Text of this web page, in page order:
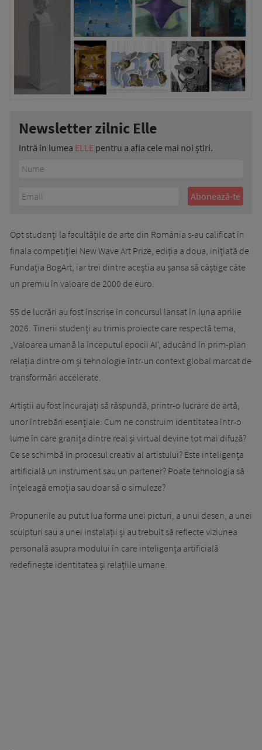
Newsletter zilnic Elle
Intră în lumea ELLE pentru a afla cele mai noi știri.
Opt studenți la facultățile de arte din România s-au calificat în
finala competiției New Wave Art Prize, ediția a doua, inițiată de
Fundația BogArt, iar trei dintre aceștia au șansa să câștige câte
un premiu în valoare de 2000 de euro.
55 de lucrări au fost înscrise în concursul lansat în luna aprilie
2026. Tinerii studenți au trimis proiecte care respectă tema,
„Valoarea umană la începutul epocii AI', aducând în prim-plan
relația dintre om și tehnologie într-un context global marcat de
transformări accelerate.
Artiștii au fost încurajați să răspundă, printr-o lucrare de artă,
unor întrebări esențiale: Cum ne construim identitatea într-o
lume în care granița dintre real și virtual devine tot mai difuză?
Ce se schimbă în procesul creativ al artistului? Este inteligența
artificială un instrument sau un partener? Poate tehnologia să
înțeleagă emoția sau doar să o simuleze?
Propunerile au putut lua forma unei picturi, a unui desen, a unei
sculpturi sau a unei instalații și au trebuit să reflecte viziunea
personală asupra modului în care inteligența artificială
redefinește identitatea și relațiile umane.